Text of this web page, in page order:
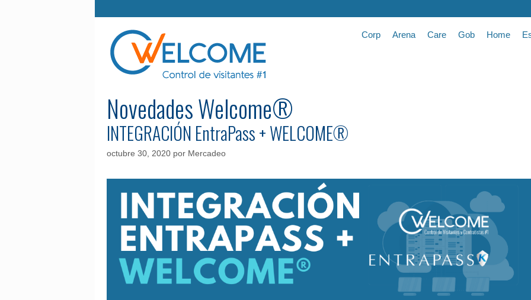
Corp Arena Care Gob Home
Novedades Welcome®
INTEGRACIÓN EntraPass + WELCOME®
octubre 30, 2020 por Mercadeo